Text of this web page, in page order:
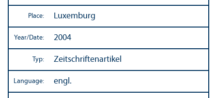
Place: Luxemburg
Year/Date: 2004
Typ: Zeitschriftenartikel
Language: engl.